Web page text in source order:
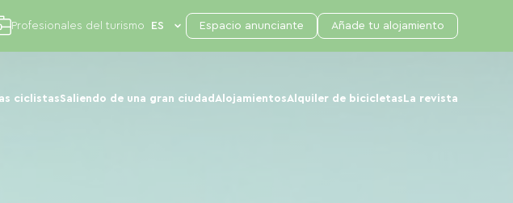
ciclistasSaliendo de una gran ciudad AlojamientosAlquiler de bicicletas La revista
Profesionales del turismo Espacio anunciante Añade tu alojamiento